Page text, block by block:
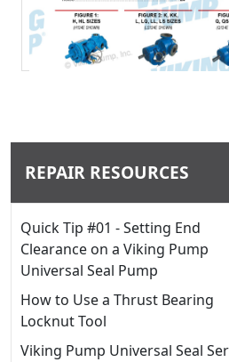
REPAIR RESOURCES
Quick Tip #01 - Setting End
Clearance on a Viking Pump
Universal Seal Pump
How to Use a Thrust Bearing
Locknut Tool
Viking Pump Universal Seal